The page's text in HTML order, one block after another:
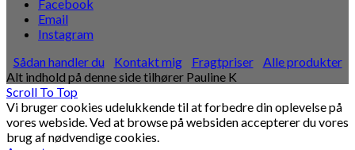
Facebook
Email
Instagram
Sådan handler du
Kontakt mig Fragtpriser
Alle produkter
Alt indhold på denne side tilhører Pauline K
Scroll To Top
Vi bruger cookies udelukkende til at forbedre din oplevelse på
vores webside. Ved at browse på websiden accepterer du vores
brug af nødvendige cookies.